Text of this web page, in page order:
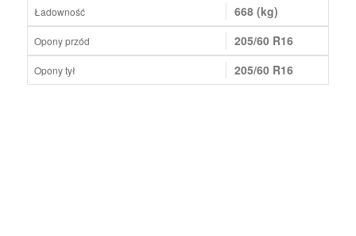
Ładowność 668 (kg)
Opony przód 205/60 R16
Opony tył 205/60 R16